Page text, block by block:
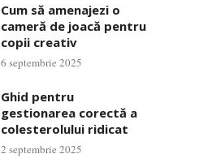
Cum să amenajezi o
cameră de joacă pentru
copii creativ
6 septembrie 2025
Ghid pentru
gestionarea corectă a
colesterolului ridicat
2 septembrie 2025